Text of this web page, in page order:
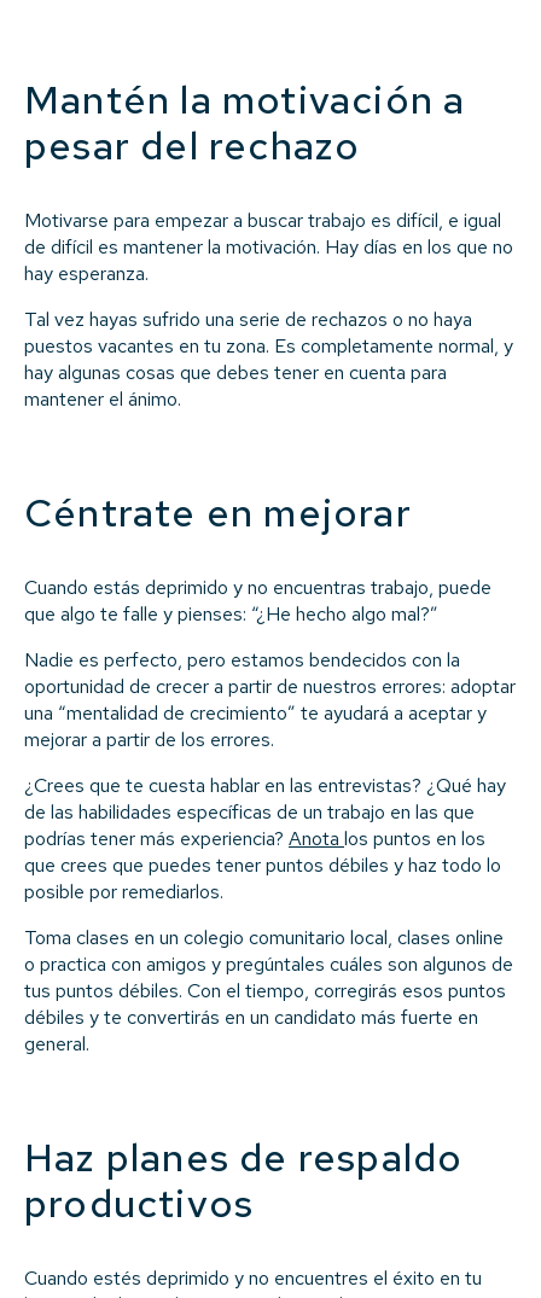
Mantén la motivación a
pesar del rechazo
Motivarse para empezar a buscar trabajo es difícil, e igual
de difícil es mantener la motivación. Hay días en los que no
hay esperanza.
Tal vez hayas sufrido una serie de rechazos o no haya
puestos vacantes en tu zona. Es completamente normal, y
hay algunas cosas que debes tener en cuenta para
mantener el ánimo.
Céntrate en mejorar
Cuando estás deprimido y no encuentras trabajo, puede
que algo te falle y pienses: “¿He hecho algo mal?”
Nadie es perfecto, pero estamos bendecidos con la
oportunidad de crecer a partir de nuestros errores: adoptar
una “mentalidad de crecimiento” te ayudará a aceptar y
mejorar a partir de los errores.
¿Crees que te cuesta hablar en las entrevistas? ¿Qué hay
de las habilidades específicas de un trabajo en las que
podrías tener más experiencia? Anota los puntos en los
que crees que puedes tener puntos débiles y haz todo lo
posible por remediarlos.
Toma clases en un colegio comunitario local, clases online
o practica con amigos y pregúntales cuáles son algunos de
tus puntos débiles. Con el tiempo, corregirás esos puntos
débiles y te convertirás en un candidato más fuerte en
general.
Haz planes de respaldo
productivos
Cuando estés deprimido y no encuentres el éxito en tu